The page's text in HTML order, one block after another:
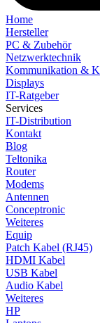
Home
Hersteller
PC & Zubehör
Netzwerktechnik
Kommunikation &
Displays
IT-Ratgeber
Services
IT-Distribution
Kontakt
Blog
Teltonika
Router
Modems
Antennen
Conceptronic
Weiteres
Equip
Patch Kabel (RJ45)
HDMI Kabel
USB Kabel
Audio Kabel
Weiteres
HP